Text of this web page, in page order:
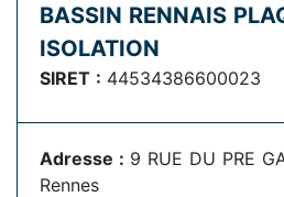
BASSIN RENNAIS
ISOLATION
SIRET : 44534386600023
Adresse : 9 RUE DU PRE
Rennes